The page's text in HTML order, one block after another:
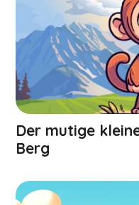
Der mutige
Berg